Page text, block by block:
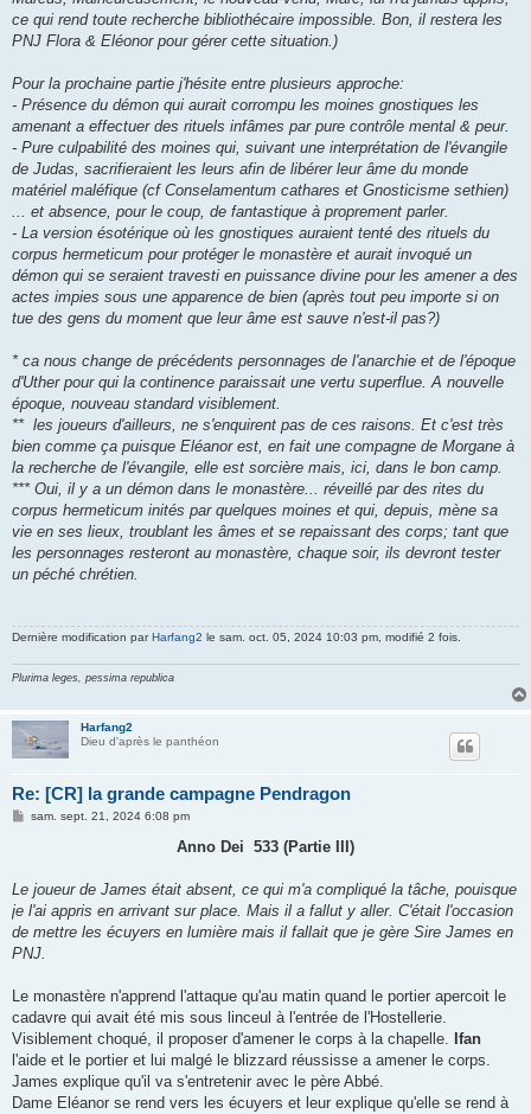
ce qui rend toute recherche bibliothécaire impossible. Bon, il restera les
PNJ Flora & Eléonor pour gérer cette situation.)
Pour la prochaine partie j'hésite entre plusieurs approche:
- Présence du démon qui aurait corrompu les moines gnostiques les
amenant a effectuer des rituels infâmes par pure contrôle mental & peur.
- Pure culpabilité des moines qui, suivant une interprétation de l'évangile
de Judas, sacrifieraient les leurs afin de libérer leur âme du monde
matériel maléfique (cf Conselamentum cathares et Gnosticisme sethien)
... et absence, pour le coup, de fantastique à proprement parler.
- La version ésotérique où les gnostiques auraient tenté des rituels du
corpus hermeticum pour protéger le monastère et aurait invoqué un
démon qui se seraient travesti en puissance divine pour les amener a des
actes impies sous une apparence de bien (après tout peu importe si on
tue des gens du moment que leur âme est sauve n'est-il pas?)
* ca nous change de précédents personnages de l'anarchie et de l'époque
d'Uther pour qui la continence paraissait une vertu superflue. A nouvelle
époque, nouveau standard visiblement.
** les joueurs d'ailleurs, ne s'enquirent pas de ces raisons. Et c'est très
bien comme ça puisque Eléanor est, en fait une compagne de Morgane à
la recherche de l'évangile, elle est sorcière mais, ici, dans le bon camp.
*** Oui, il y a un démon dans le monastère... réveillé par des rites du
corpus hermeticum inités par quelques moines et qui, depuis, mène sa
vie en ses lieux, troublant les âmes et se repaissant des corps; tant que
les personnages resteront au monastère, chaque soir, ils devront tester
un péché chrétien.
Dernière modification parHarfang2 le sam. oct. 05, 2024 10:03 pm, modifié 2 fois.
Plurima leges, pessima republica
Harfang2
Dieu d'après le panthéon
Re: [CR] la grande campagne Pendragon
M
g
e
sam. sept. 21, 2024 6:08 pm
Anno Dei 533 (Partie III)
Le joueur de James était absent, ce qui m'a compliqué la tâche, pouisque
je l'ai appris en arrivant sur place. Mais il a fallut y aller. C'était l'occasion
de mettre les écuyers en lumière mais il fallait que je gère Sire James en
PNJ.
Le monastère n'apprend l'attaque qu'au matin quand le portier apercoit le
cadavre qui avait été mis sous linceul à l'entrée de l'Hostellerie.
Visiblement choqué, il proposer d'amener le corps à la chapelle. Ifan
l'aide et le portier et lui malgé le blizzard réussisse a amener le corps.
James explique qu'il va s'entretenir avec le père Abbé.
Dame Eléanor se rend vers les écuyers et leur explique qu'elle se rend à